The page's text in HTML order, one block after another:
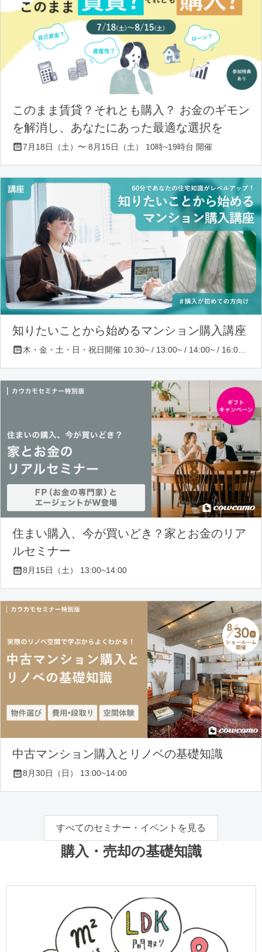
このまま賃貸？それとも購入？ お金のギモン
を解消し、あなたにあった最適な選択を
7月18日（土）〜 8月15日（土） 10時~19時台 開催
知りたいことから始めるマンション購入講座
住まい購入、今が買いどき？家とお金のリア
ルセミナー
8月15日（土） 13:00~14:00
中古マンション購入とリノベの基礎知識
8月30日（日） 13:00~14:00
すべてのセミナー・イベントを見る
購入・売却の基礎知識